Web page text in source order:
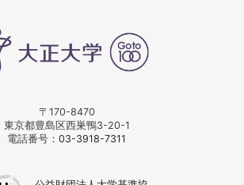
〒170-8470
東京都豊島区西巣鴨3-20-1
電話番号： 03-3918-7311